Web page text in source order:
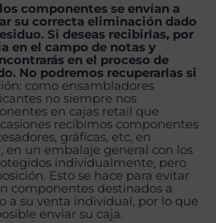
componentes se envían a
su correcta eliminación dado
Si deseas recibirlas, por
en el campo de notas y
en el proceso de
No podremos recuperarlas si
como ensambladores
no siempre nos
en cajas retail que
recibimos componentes
gráficas, etc, en
en un embalaje general con los
individualmente, pero
Esto se hace para evitar
componentes destinados a
a su venta individual, por lo que
enviar su caja.